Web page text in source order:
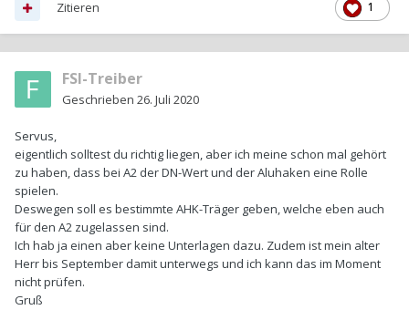
1
Zitieren
FSI-Treiber
Geschrieben 26. Juli 2020
Servus,
eigentlich solltest du richtig liegen, aber ich meine schon mal gehört
zu haben, dass bei A2 der DN-Wert und der Aluhaken eine Rolle
spielen.
Deswegen soll es bestimmte AHK-Träger geben, welche eben auch
für den A2 zugelassen sind.
Ich hab ja einen aber keine Unterlagen dazu. Zudem ist mein alter
Herr bis September damit unterwegs und ich kann das im Moment
nicht prüfen.
Gruß